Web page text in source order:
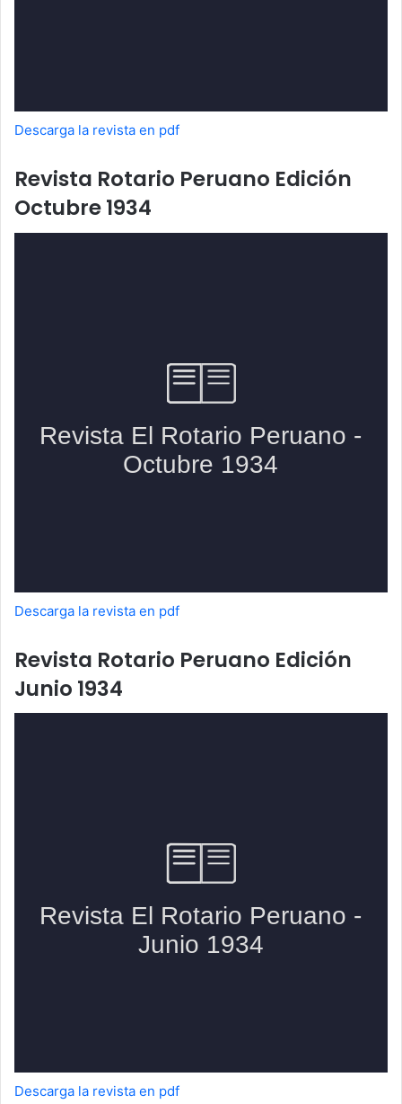
Descarga la revista en pdf
Revista Rotario Peruano Edición
Octubre 1934
Descarga la revista en pdf
Revista Rotario Peruano Edición
Junio 1934
Descarga la revista en pdf